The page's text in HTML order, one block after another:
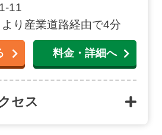
11
より産業道路経由で4分
料金・詳細へ
セス